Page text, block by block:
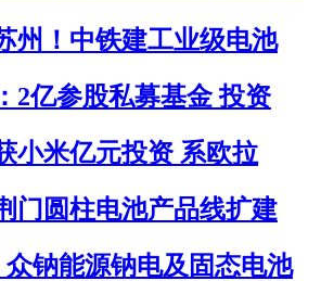
州！中铁建工业级电池
2亿参股私募基金 投资
小米亿元投资 系欧拉
门圆柱电池产品线扩建
众钠能源钠电及固态电池